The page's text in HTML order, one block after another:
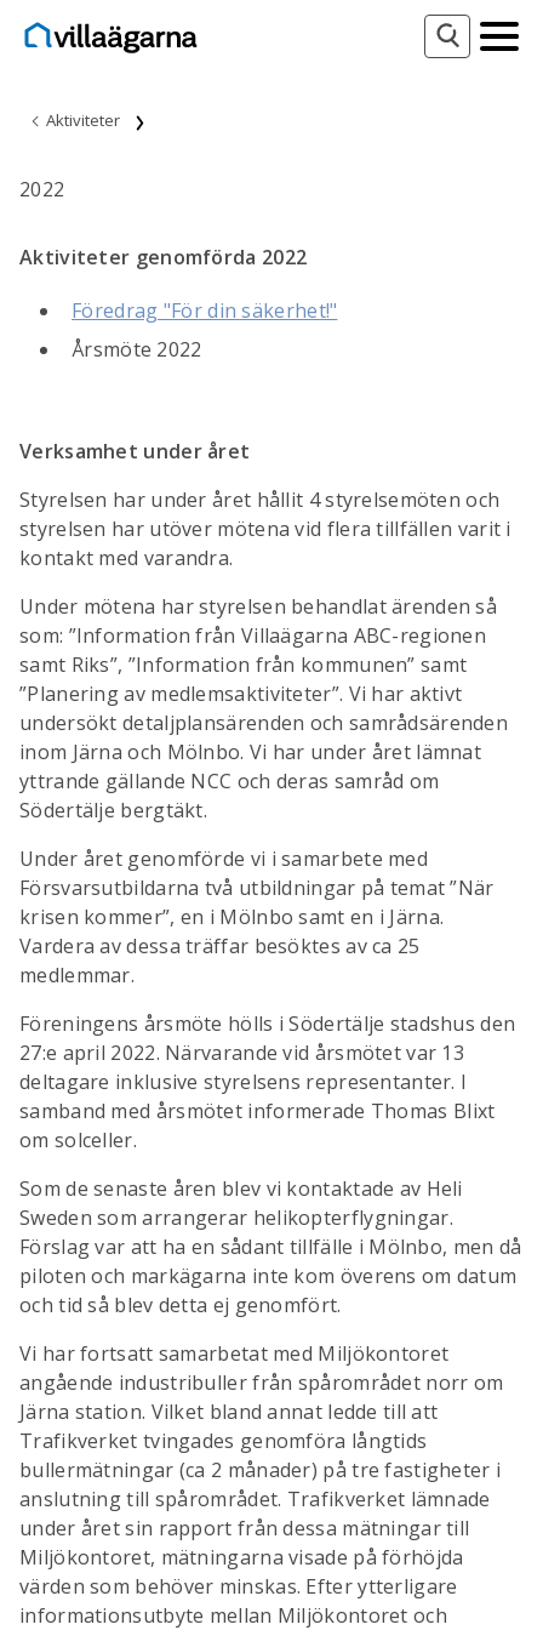
Aktiviteter
2022
Aktiviteter genomförda 2022
Föredrag "För din säkerhet!"
Årsmöte 2022
Verksamhet under året
Styrelsen har under året hållit 4 styrelsemöten och
styrelsen har utöver mötena vid flera tillfällen varit i
kontakt med varandra.
Under mötena har styrelsen behandlat ärenden så
som: ”Information från Villaägarna ABC-regionen
samt Riks”, ”Information från kommunen” samt
”Planering av medlemsaktiviteter”. Vi har aktivt
undersökt detaljplansärenden och samrådsärenden
inom Järna och Mölnbo. Vi har under året lämnat
yttrande gällande NCC och deras samråd om
Södertälje bergtäkt.
Under året genomförde vi i samarbete med
Försvarsutbildarna två utbildningar på temat ”När
krisen kommer”, en i Mölnbo samt en i Järna.
Vardera av dessa träffar besöktes av ca 25
medlemmar.
Föreningens årsmöte hölls i Södertälje stadshus den
27:e april 2022. Närvarande vid årsmötet var 13
deltagare inklusive styrelsens representanter. I
samband med årsmötet informerade Thomas Blixt
om solceller.
Som de senaste åren blev vi kontaktade av Heli
Sweden som arrangerar helikopterflygningar.
Förslag var att ha en sådant tillfälle i Mölnbo, men då
piloten och markägarna inte kom överens om datum
och tid så blev detta ej genomfört.
Vi har fortsatt samarbetat med Miljökontoret
angående industribuller från spårområdet norr om
Järna station. Vilket bland annat ledde till att
Trafikverket tvingades genomföra långtids
bullermätningar (ca 2 månader) på tre fastigheter i
anslutning till spårområdet. Trafikverket lämnade
under året sin rapport från dessa mätningar till
Miljökontoret, mätningarna visade på förhöjda
värden som behöver minskas. Efter ytterligare
informationsutbyte mellan Miljökontoret och